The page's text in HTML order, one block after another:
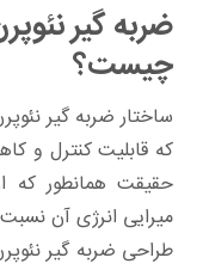
ضربه گیر
چیست؟
ساختار ضربه گیر
که قابلیت کنترل و
حقیقت همانطور که
میرایی انرژی آن
طراحی ضربه گیر